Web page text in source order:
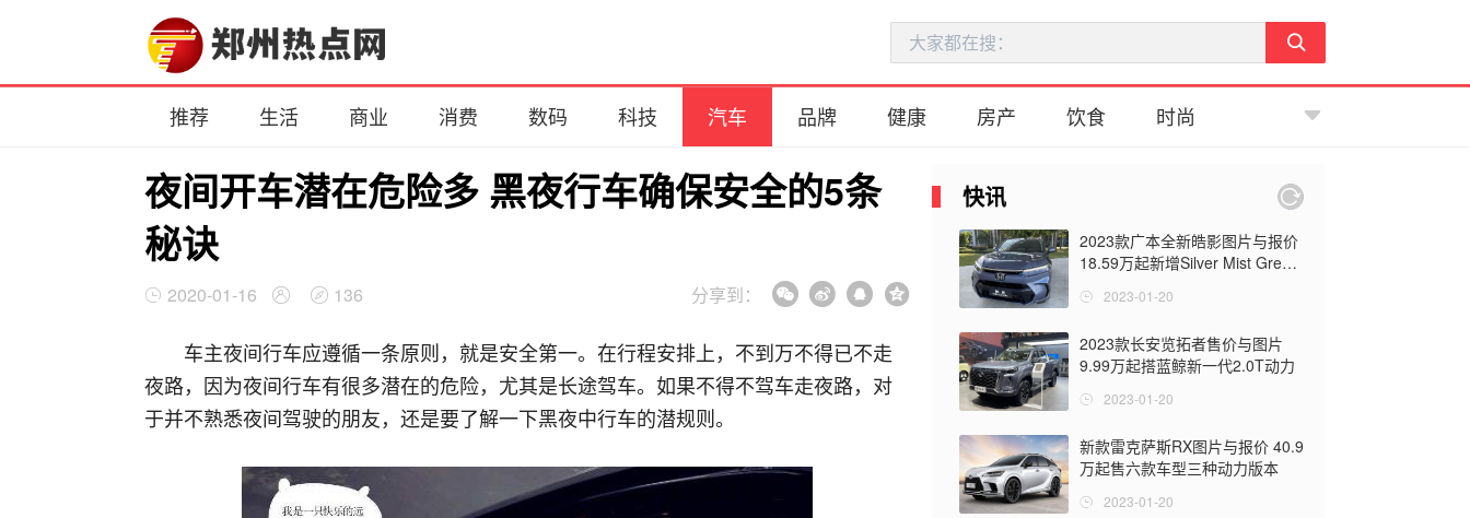
夜间开车潜在危险多 黑夜行车确保安全的5条
秘诀
2020-01-16 136 分享到：
车主夜间行车应遵循一条原则，就是安全第一。在行程安排上，不到万不得已不走
夜路，因为夜间行车有很多潜在的危险，尤其是长途驾车。如果不得不驾车走夜路，对
于并不熟悉夜间驾驶的朋友，还是要了解一下黑夜中行车的潜规则。
快讯
2019-12-19
at变速箱和amt变速箱哪个好 amt
变速箱和at的区别
2019-12-19
换了备胎能跑多少公里
2023款广本全新皓影图片与报价
18.59万起新增Silver Mist Green
2023-01-20
2023款长安览拓者售价与图片
9.99万起搭蓝鲸新一代2.0T动力
2023-01-20
新款雷克萨斯RX图片与报价 40.9
万起售六款车型三种动力版本
2023-01-20
推荐 生活 商业 消费 数码 科技 汽车 品牌 健康 房产 饮食 时尚